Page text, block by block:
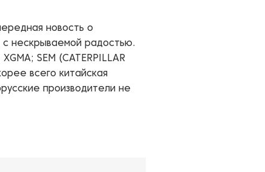
новость о
с нескрываемой радостью.
SEM (CATERPILLAR
всего китайская
производители не